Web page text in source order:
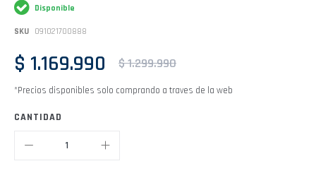
la
galería
de
Disponible
SKU 091021700888
$ 1.169.990 $ 1.299.990
*Precios disponibles solo comprando a traves de la web
CANTIDAD